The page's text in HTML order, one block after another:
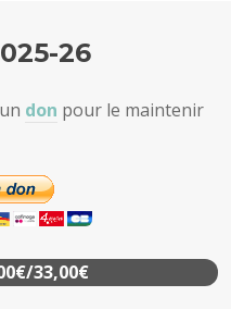
26
don pour le maintenir
33,00€